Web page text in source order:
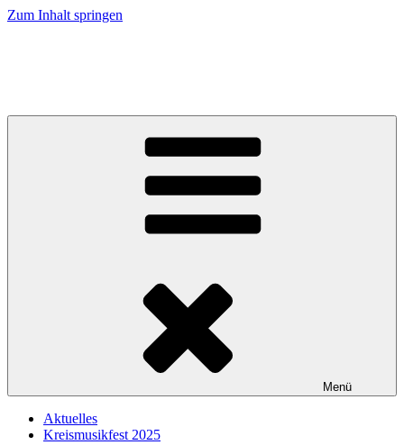
Zum Inhalt springen
Menü
Aktuelles
Kreismusikfest 2025